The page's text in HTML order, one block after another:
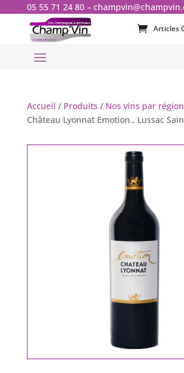
05 55 71 24 80–
Articles
Accueil / Produits / Nos vins par région
Château Lyonnat Emotion., Lussac